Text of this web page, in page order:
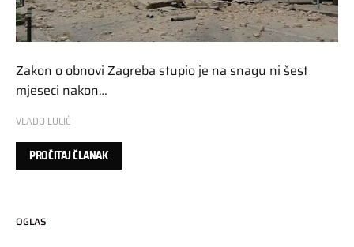
Zakon o obnovi Zagreba stupio je na snagu ni šest
mjeseci nakon…
VLADO LUCIĆ
PROČITAJ ČLANAK
OGLAS